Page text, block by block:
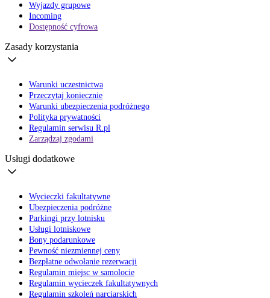
Wyjazdy grupowe
Incoming
Dostępność cyfrowa
Zasady korzystania
Warunki uczestnictwa
Przeczytaj koniecznie
Warunki ubezpieczenia podróżnego
Polityka prywatności
Regulamin serwisu R.pl
Zarządzaj zgodami
Usługi dodatkowe
Wycieczki fakultatywne
Ubezpieczenia podróżne
Parkingi przy lotnisku
Usługi lotniskowe
Bony podarunkowe
Pewność niezmiennej ceny
Bezpłatne odwołanie rezerwacji
Regulamin miejsc w samolocie
Regulamin wycieczek fakultatywnych
Regulamin szkoleń narciarskich